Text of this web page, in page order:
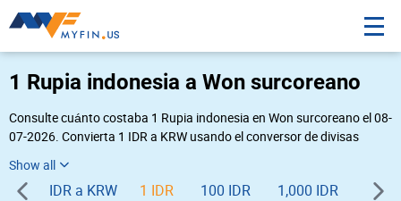
1 Rupia indonesia a Won surcoreano
Consulte cuánto costaba 1 Rupia indonesia en Won surcoreano el 08-
07-2026. Convierta 1 IDR a KRW usando el conversor de divisas
KRW IDR ».
IDR a KRW 1 IDR 100 IDR 1,000 IDR